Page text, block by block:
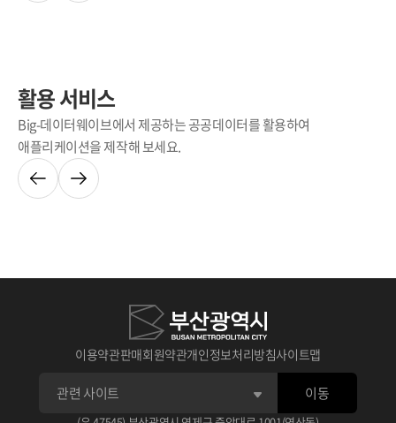
활용 서비스
Big-데이터웨이브에서 제공하는 공공데이터를 활용하여
애플리케이션을 제작해 보세요.
이용약관판매회원약관개인정보처리방침사이트맵
이동